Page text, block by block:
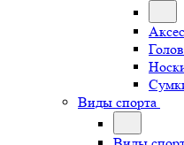
Виды спорта